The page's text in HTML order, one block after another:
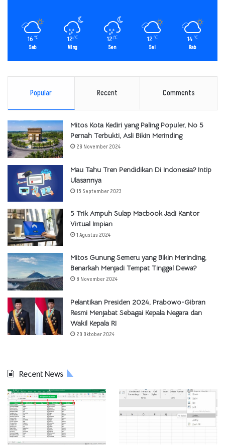
16 ℃
Sab
12℃
Ming
12 ℃
Sen
12 ℃
Sel
14℃
Rab
Popular Recent Comments
Mitos Kota Kediri yang Paling Populer, No 5
Pernah Terbukti, Asli Bikin Merinding
28 November 2024
Mau Tahu Tren Pendidikan Di Indonesia? Intip
Ulasannya
15 September 2023
5 Trik Ampuh Sulap Macbook Jadi Kantor
Virtual Impian
1 Agustus 2024
Mitos Gunung Semeru yang Bikin Merinding,
Benarkah Menjadi Tempat Tinggal Dewa?
8 November 2024
Pelantikan Presiden 2024, Prabowo-Gibran
Resmi Menjabat Sebagai Kepala Negara dan
Wakil Kepala RI
20 Oktober 2024
Recent News